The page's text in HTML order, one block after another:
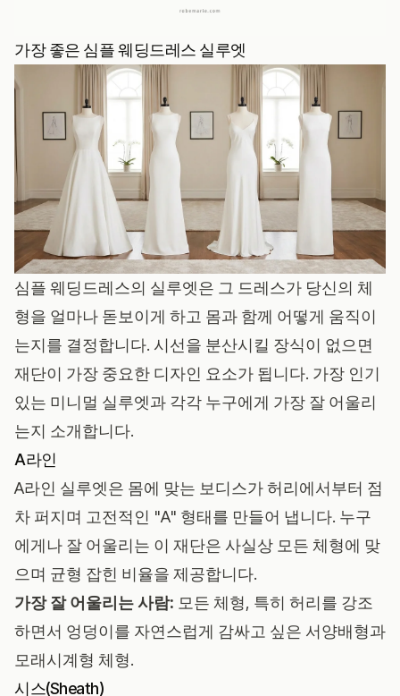
가장 좋은 심플 웨딩드레스 실루엣
심플 웨딩드레스의 실루엣은 그 드레스가 당신의 체
형을 얼마나 돋보이게 하고 몸과 함께 어떻게 움직이
는지를 결정합니다. 시선을 분산시킬 장식이 없으면
재단이 가장 중요한 디자인 요소가 됩니다. 가장 인기
있는 미니멀 실루엣과 각각 누구에게 가장 잘 어울리
는지 소개합니다.
A라인
A라인 실루엣은 몸에 맞는 보디스가 허리에서부터 점
차 퍼지며 고전적인 "A" 형태를 만들어 냅니다. 누구
에게나 잘 어울리는 이 재단은 사실상 모든 체형에 맞
으며 균형 잡힌 비율을 제공합니다.
가장 잘 어울리는 사람: 모든 체형, 특히 허리를 강조
하면서 엉덩이를 자연스럽게 감싸고 싶은 서양배형과
모래시계형 체형.
시스(Sheath)